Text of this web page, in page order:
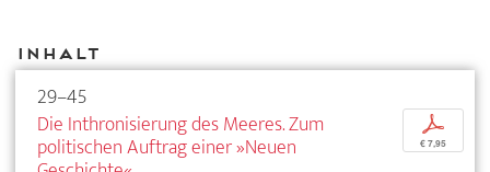
Inhalt
29–45
Die Inthronisierung des Meeres. Zum
politischen Auftrag einer »Neuen
p
€ 7,95